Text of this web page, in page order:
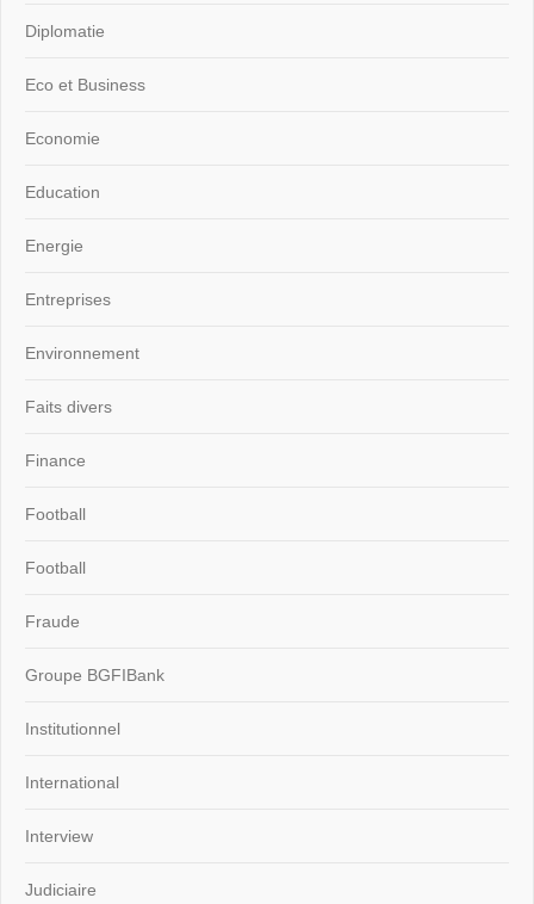
Diplomatie
Eco et Business
Economie
Education
Energie
Entreprises
Environnement
Faits divers
Finance
Football
Football
Fraude
Groupe BGFIBank
Institutionnel
International
Interview
Judiciaire